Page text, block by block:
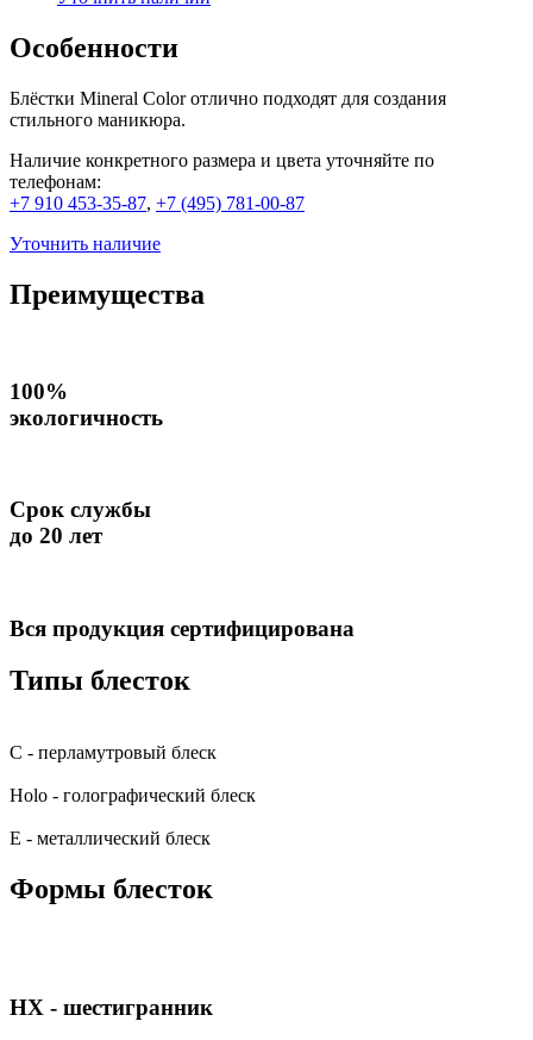
Особенности
Блёстки Mineral Color отлично подходят для создания
стильного маникюра.
Наличие конкретного размера и цвета уточняйте по
телефонам:
+7 910 453-35-87, +7 (495) 781-00-87
Уточнить наличие
Преимущества
100%
экологичность
Срок службы
до 20 лет
Вся продукция сертифицирована
Типы блесток
С - перламутровый блеск
Holo - голографический блеск
E - металлический блеск
Формы блесток
HX - шестигранник